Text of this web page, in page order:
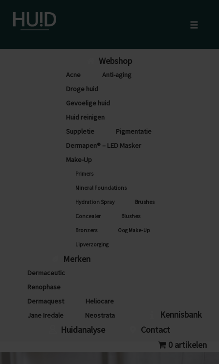
Webshop
Acne
Anti-aging
Droge huid
Gevoelige huid
Huid reinigen
Suppletie
Pigmentatie
Dermapen® – LED Masker
Make-Up
Primers
Mineral Foundations
Hydration Spray Brushes
Concealer Blushes
Bronzers Oog Make-Up
Lipverzorging
Merken
Dermaceutic
Renophase
Dermaquest
Heliocare
Jane Iredale
Neostrata
Kennisbank
Huidanalyse
Contact
0 artikelen